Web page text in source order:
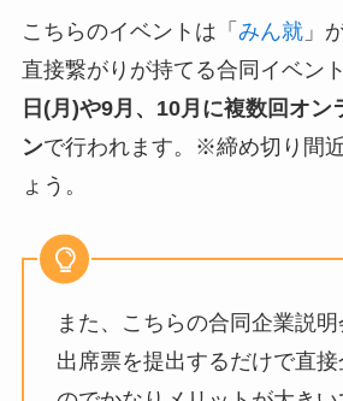
こちらのイベントは「 みん就」
直接繋がりが持てる合同イベント
日(月)や9月、10月 に複数回オン
ンで行われます。※締め切り間
ょう。
また、こちらの合同企業説
出席票を提出するだけで直